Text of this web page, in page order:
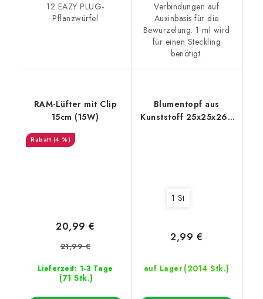
12 EAZY PLUG-
Pflanzwürfel
Verbindungen auf
Auxinbasis für die
Bewurzelung. 1 ml wird
für einen Steckling
benötigt.
RAM-Lüfter mit Clip
15cm (15W)
(4 %)
Lieferzeit: 1-3 Tage
(71 Stk.)
20,99 €
21,99 €
Blumentopf aus
Kunststoff 25x25x26 -
1 St
auf Lager (2014 Stk.)
2,99 €